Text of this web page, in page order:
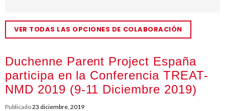
Duchenne Parent Project España
participa en la Conferencia TREAT-
NMD 2019 (9-11 Diciembre 2019)
Publicado23 diciembre, 2019
VER TODAS LAS OPCIONES DE COLABORACIÓN